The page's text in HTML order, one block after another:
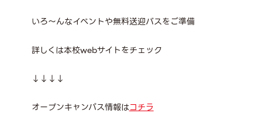
いろ～んなイベントや無料送迎バスをご準備
詳しくは本校webサイトをチェック
↓↓↓↓
オープンキャンパス情報はコチラ